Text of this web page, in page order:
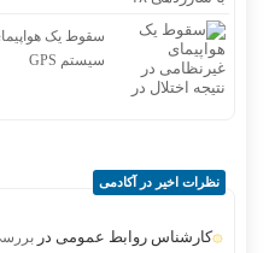
سقوط یک
سیستم‌ GPS
نظرات اخیر در آکادمی
کارشناس روابط عمومی در